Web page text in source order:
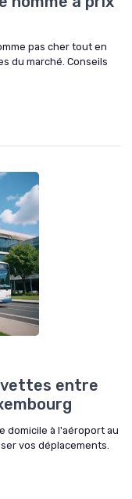
pas cher tout en
du marché. Conseils
entre
domicile à l'aéroport au
vos déplacements.